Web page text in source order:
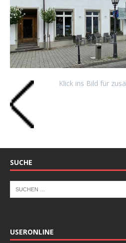
Klick ins Bild für
SUCHE
USERONLINE